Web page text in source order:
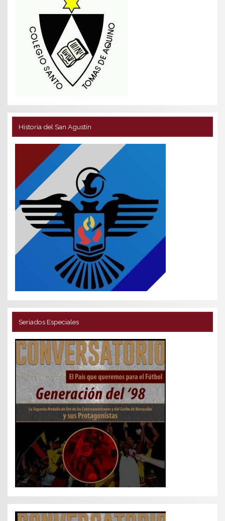
Historia del San Agustín
Seriados Especiales